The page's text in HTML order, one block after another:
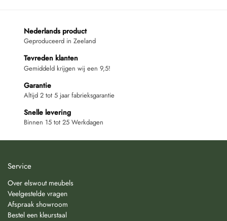
Nederlands product
Geproduceerd in Zeeland
Tevreden klanten
Gemiddeld krijgen wij een 9,5!
Garantie
Altijd 2 tot 5 jaar fabrieksgarantie
Snelle levering
Binnen 15 tot 25 Werkdagen
Service
Over elswout meubels
Veelgestelde vragen
Afspraak showroom
Bestel een kleurstaal